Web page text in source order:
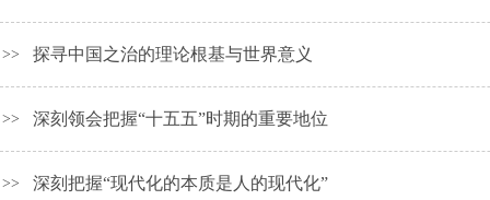
>> 探寻中国之治的理论根基与世界意义
>> 深刻领会把握“十五五”时期的重要地位
>> 深刻把握“现代化的本质是人的现代化”